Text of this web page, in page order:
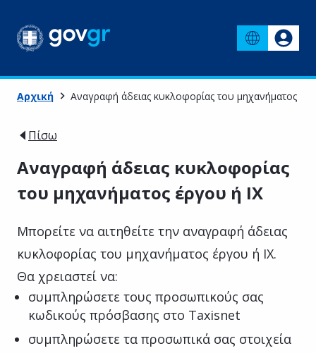
Αρχική Αναγραφή άδειας κυκλοφορίας του μηχανήματος
Πίσω
Αναγραφή άδειας κυκλοφορίας
του μηχανήματος έργου ή IX
Μπορείτε να αιτηθείτε την αναγραφή άδειας
κυκλοφορίας του μηχανήματος έργου ή IX.
Θα χρειαστεί να:
συμπληρώσετε τους προσωπικούς σας
κωδικούς πρόσβασης στο Taxisnet
συμπληρώσετε τα προσωπικά σας στοιχεία